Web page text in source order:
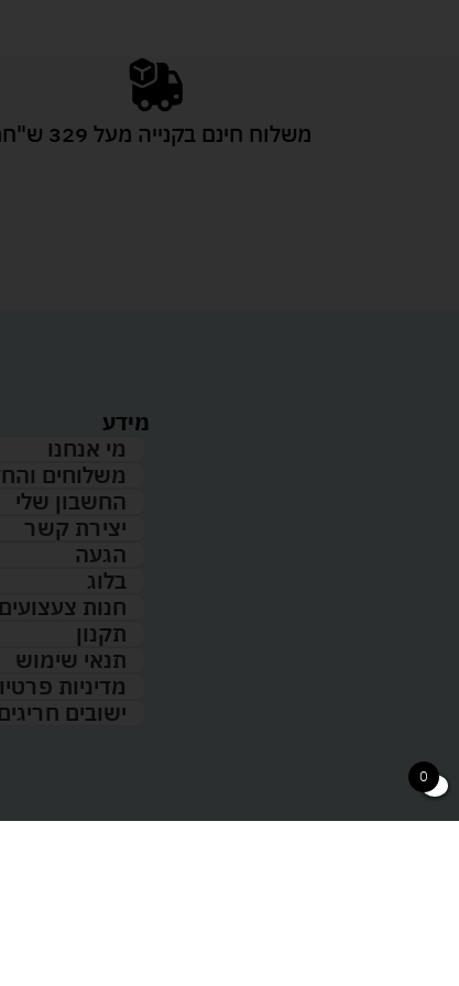
משלוח חינם בקנייה מעל 329 ש"ח
מידע
מי אנחנו
משלוחים
החשבון שלי
יצירת קשר
הגעה
בלוג
חנות צעצועים
תקנון
תנאי שימוש
מדיניות
ישובים חריגים
0